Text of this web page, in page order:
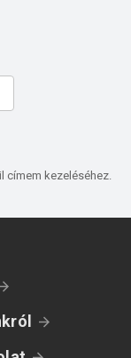
címem kezeléséhez.